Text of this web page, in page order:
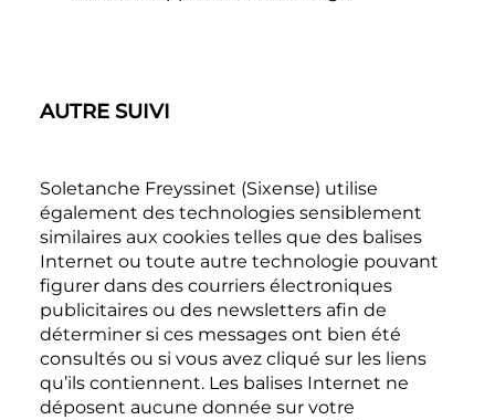
AUTRE SUIVI
Soletanche Freyssinet (Sixense) utilise
également des technologies sensiblement
similaires aux cookies telles que des balises
Internet ou toute autre technologie pouvant
figurer dans des courriers électroniques
publicitaires ou des newsletters afin de
déterminer si ces messages ont bien été
consultés ou si vous avez cliqué sur les liens
qu’ils contiennent. Les balises Internet ne
déposent aucune donnée sur votre